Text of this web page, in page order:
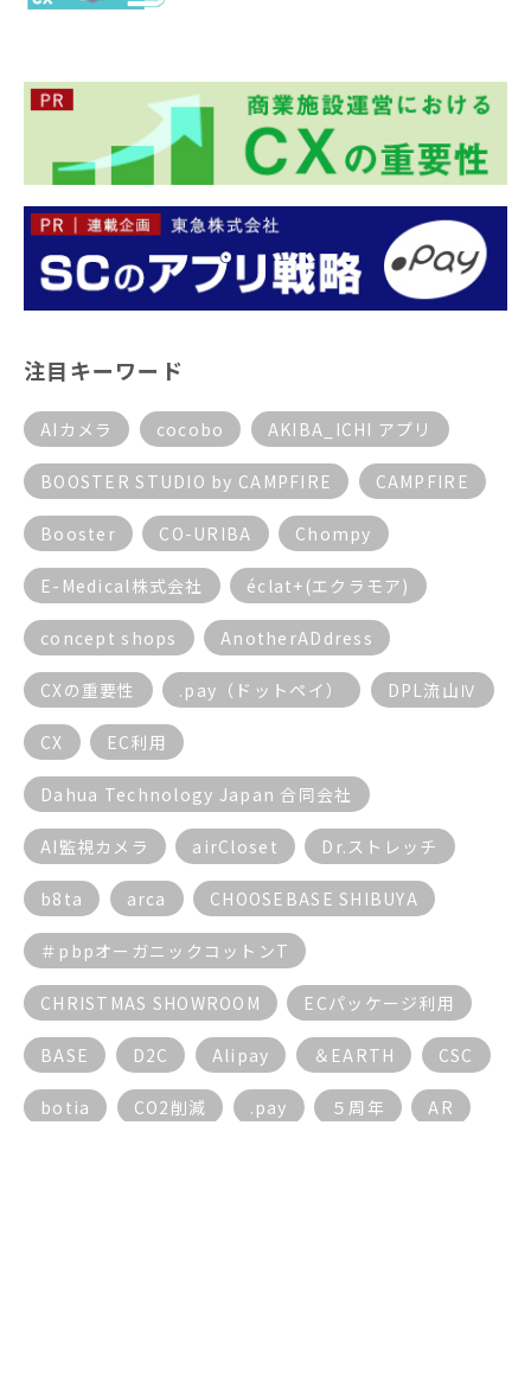
注目キーワード
AIカメラ cocobo AKIBA_ICHI アプリ
BOOSTER STUDIO by CAMPFIRE CAMPFIRE
Booster CO-URIBA Chompy
E-Medical株式会社 éclat+(エクラモア)
concept shops AnotherADdress
CXの重要性 .pay（ドットペイ） DPL流山Ⅳ
CX EC利用
Dahua Technology Japan 合同会社
AI監視カメラ airCloset Dr.ストレッチ
b8ta arca CHOOSEBASE SHIBUYA
＃pbpオーガニックコットンT
CHRISTMAS SHOWROOM ECパッケージ利用
BASE D2C Alipay ＆EARTH CSC
botia CO2削減 .pay ５周年 AR